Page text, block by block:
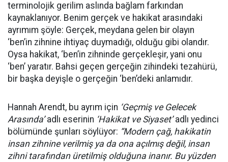
terminolojik gerilim aslında bağlam farkından
kaynaklanıyor. Benim gerçek ve hakikat arasındaki
ayrımım şöyle: Gerçek, meydana gelen bir olayın
‘ben’in zihnine ihtiyaç duymadığı, olduğu gibi olandır.
Oysa hakikat, ‘ben’in zihninde gerçekleşir, yani onu
‘ben’ yaratır. Bahsi geçen gerçeğin zihindeki tezahürü,
bir başka deyişle o gerçeğin ‘ben’deki anlamıdır.
Hannah Arendt, bu ayrım için ‘Geçmiş ve Gelecek
Arasında’adlı eserinin ‘Hakikat ve Siyaset’adlı yedinci
bölümünde şunları söylüyor: “Modern çağ, hakikatin
insan zihnine verilmiş ya da ona açılmış değil, insan
zihni tarafından üretilmiş olduğuna inanır. Bu yüzden